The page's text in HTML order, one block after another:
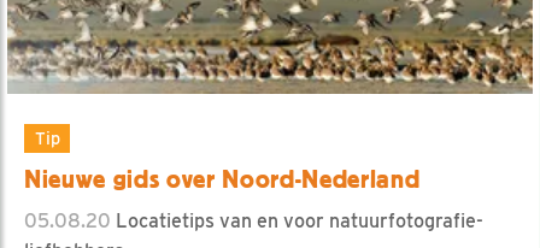
Tip
Nieuwe gids over Noord-Nederland
05.08.20 Locatietips van en voor natuurfotografie-